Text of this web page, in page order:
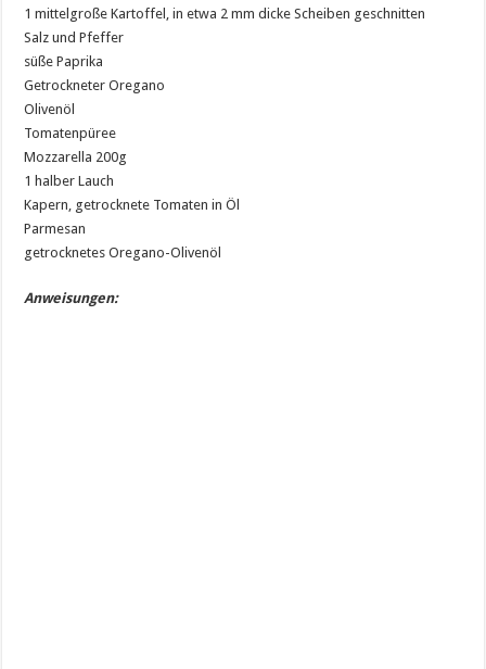
1 mittelgroße Kartoffel, in etwa 2 mm dicke Scheiben geschnitten
Salz und Pfeffer
süße Paprika
Getrockneter Oregano
Olivenöl
Tomatenpüree
Mozzarella 200g
1 halber Lauch
Kapern, getrocknete Tomaten in Öl
Parmesan
getrocknetes Oregano-Olivenöl
Anweisungen: